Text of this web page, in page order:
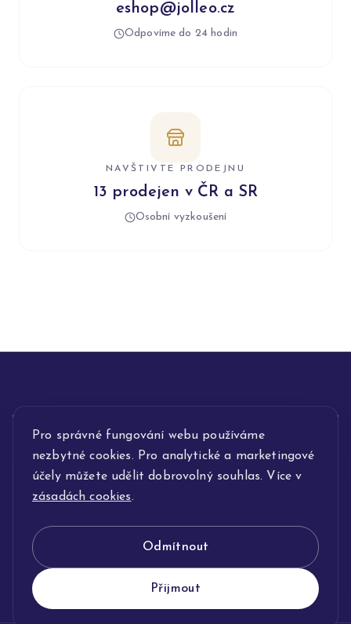
Pro správné fungování webu používáme
nezbytné cookies. Pro analytické a marketingové
účely můžete udělit dobrovolný souhlas. Více v
zásadách cookies.
Odmítnout
Přijmout
eshop@jolleo.cz
Odpovíme do 24 hodin
NAVŠTIVTE PRODEJNU
13 prodejen v ČR a SR
Osobní vyzkoušení
INFORMACE
POPIS SLUŽEB
KLENOTNICTVÍ JOLLEO